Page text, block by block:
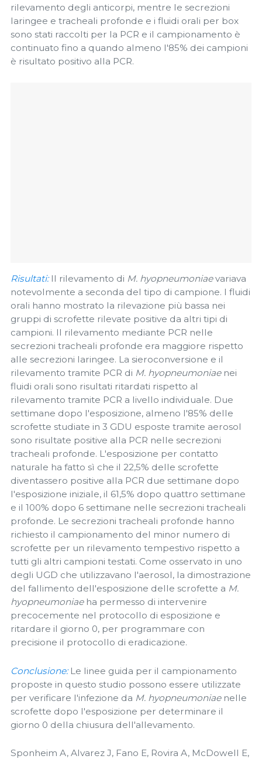
rilevamento degli anticorpi, mentre le secrezioni
laringee e tracheali profonde e i fluidi orali per box
sono stati raccolti per la PCR e il campionamento è
continuato fino a quando almeno l'85% dei campioni
è risultato positivo alla PCR.
Risultati:Il rilevamento di M. hyopneumoniaevariava
notevolmente a seconda del tipo di campione. I fluidi
orali hanno mostrato la rilevazione più bassa nei
gruppi di scrofette rilevate positive da altri tipi di
campioni. Il rilevamento mediante PCR nelle
secrezioni tracheali profonde era maggiore rispetto
alle secrezioni laringee. La sieroconversione e il
rilevamento tramite PCR di M. hyopneumoniaenei
fluidi orali sono risultati ritardati rispetto al
rilevamento tramite PCR a livello individuale. Due
settimane dopo l'esposizione, almeno l'85% delle
scrofette studiate in 3 GDU esposte tramite aerosol
sono risultate positive alla PCR nelle secrezioni
tracheali profonde. L'esposizione per contatto
naturale ha fatto sì che il 22,5% delle scrofette
diventassero positive alla PCR due settimane dopo
l'esposizione iniziale, il 61,5% dopo quattro settimane
e il 100% dopo 6 settimane nelle secrezioni tracheali
profonde. Le secrezioni tracheali profonde hanno
richiesto il campionamento del minor numero di
scrofette per un rilevamento tempestivo rispetto a
tutti gli altri campioni testati. Come osservato in uno
degli UGD che utilizzavano l'aerosol, la dimostrazione
del fallimento dell'esposizione delle scrofette a M.
hyopneumoniaeha permesso di intervenire
precocemente nel protocollo di esposizione e
ritardare il giorno 0, per programmare con
precisione il protocollo di eradicazione.
Conclusione:Le linee guida per il campionamento
proposte in questo studio possono essere utilizzate
per verificare l'infezione da M. hyopneumoniaenelle
scrofette dopo l'esposizione per determinare il
giorno 0 della chiusura dell'allevamento.
Sponheim A, Alvarez J, Fano E, Rovira A, McDowell E,